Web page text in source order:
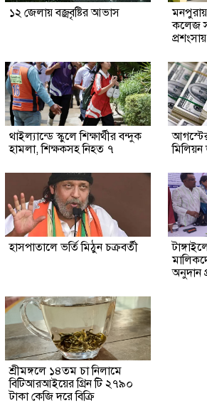
১২ জেলায় বজ্রবৃষ্টির আভাস
কলেজ
থাইল্যান্ডে স্কুলে শিক্ষার্থীর বন্দুক
হামলা, শিক্ষকসহ নিহত ৭
মিলিয়ন
হাসপাতালে ভর্তি মিঠুন চক্রবর্তী
অনুদান
শ্রীমঙ্গলে ১৪তম চা নিলামে
বিটিআরআইয়ের গ্রিন টি ২৭৯০
টাকা কেজি দরে বিক্রি